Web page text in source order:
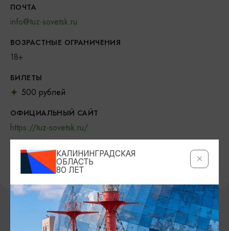
ПОЧТА
info@tuz-sovetsk.ru
ВОЗРАСТНЫЕ ОГРАНИЧЕНИЯ
18+
БИЛЕТЫ
500 рублей
ОФИЦИАЛЬНЫЙ САЙТ
https://tuz-sovetsk.ru/
ВКОНТАКТЕ
https://vk.com/tuz_sovetsk
ВОЗМОЖНО ВАС ЗАИНТЕРЕСУЕТ
КАЛИНИНГРАДСКАЯ
ОБЛАСТЬ
80 ЛЕТ